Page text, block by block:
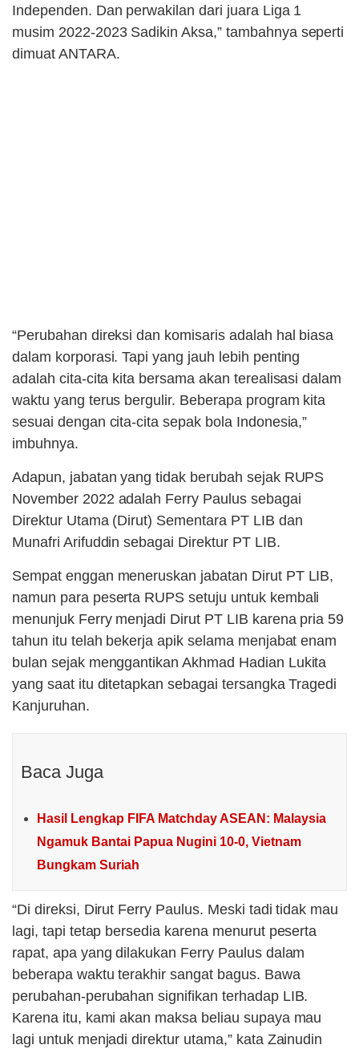
Independen. Dan perwakilan dari juara Liga 1
musim 2022-2023 Sadikin Aksa,” tambahnya seperti
dimuat ANTARA.
“Perubahan direksi dan komisaris adalah hal biasa
dalam korporasi. Tapi yang jauh lebih penting
adalah cita-cita kita bersama akan terealisasi dalam
waktu yang terus bergulir. Beberapa program kita
sesuai dengan cita-cita sepak bola Indonesia,”
imbuhnya.
Adapun, jabatan yang tidak berubah sejak RUPS
November 2022 adalah Ferry Paulus sebagai
Direktur Utama (Dirut) Sementara PT LIB dan
Munafri Arifuddin sebagai Direktur PT LIB.
Sempat enggan meneruskan jabatan Dirut PT LIB,
namun para peserta RUPS setuju untuk kembali
menunjuk Ferry menjadi Dirut PT LIB karena pria 59
tahun itu telah bekerja apik selama menjabat enam
bulan sejak menggantikan Akhmad Hadian Lukita
yang saat itu ditetapkan sebagai tersangka Tragedi
Kanjuruhan.
Baca Juga
Hasil Lengkap FIFA Matchday ASEAN: Malaysia
Ngamuk Bantai Papua Nugini 10-0, Vietnam
Bungkam Suriah
“Di direksi, Dirut Ferry Paulus. Meski tadi tidak mau
lagi, tapi tetap bersedia karena menurut peserta
rapat, apa yang dilakukan Ferry Paulus dalam
beberapa waktu terakhir sangat bagus. Bawa
perubahan-perubahan signifikan terhadap LIB.
Karena itu, kami akan maksa beliau supaya mau
lagi untuk menjadi direktur utama,” kata Zainudin